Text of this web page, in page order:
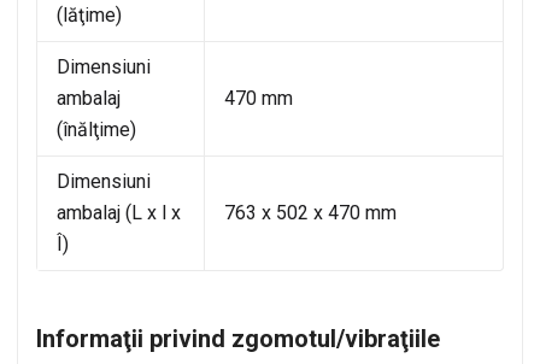
(lăţime)
Dimensiuni
ambalaj
(înălţime)
470 mm
Dimensiuni
ambalaj (L x l x
Î)
763 x 502 x 470 mm
Informaţii privind zgomotul/vibraţiile